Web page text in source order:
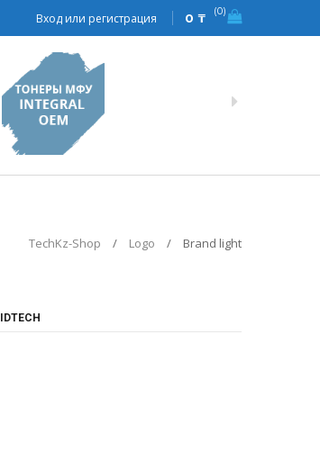
Вход или регистрация 0
0 ₸
TechKz-Shop / Logo / Brand light
IDTECH